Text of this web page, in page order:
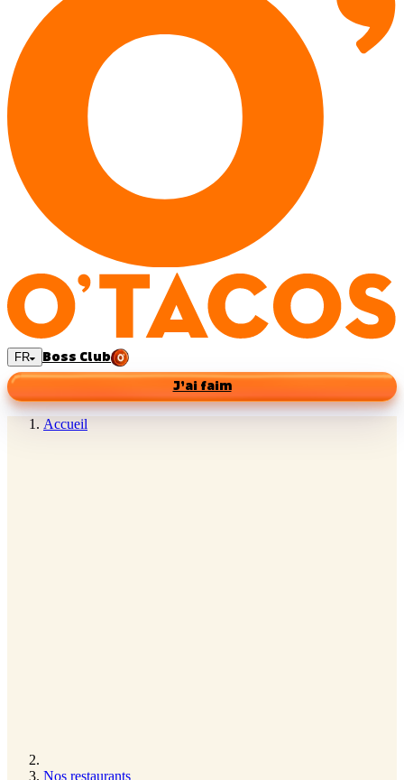
FR
Boss Club
J’ai faim
Accueil
Nos restaurants